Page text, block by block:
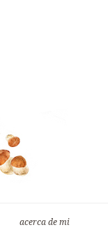
acerca de mi